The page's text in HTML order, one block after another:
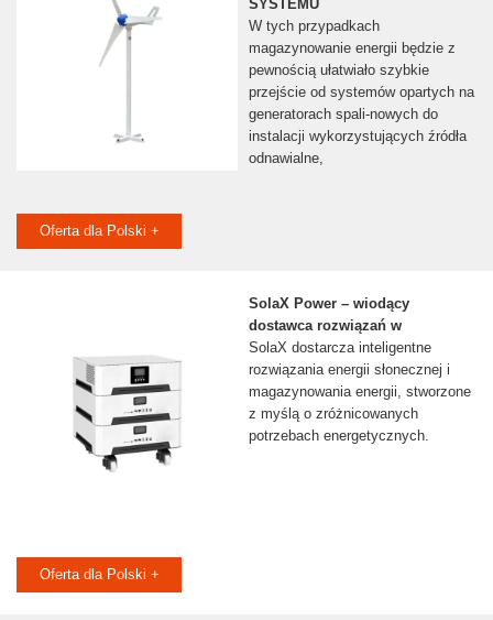
SYSTEMU
W tych przypadkach
magazynowanie energii będzie z
pewnością ułatwiało szybkie
przejście od systemów opartych na
generatorach spali-nowych do
instalacji wykorzystujących źródła
odnawialne,
Oferta dla Polski +
SolaX Power – wiodący
dostawca rozwiązań w
SolaX dostarcza inteligentne
rozwiązania energii słonecznej i
magazynowania energii, stworzone
z myślą o zróżnicowanych
potrzebach energetycznych.
Oferta dla Polski +